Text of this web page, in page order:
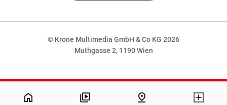
© Krone Multimedia GmbH & Co KG 2026
Muthgasse 2, 1190 Wien
home pin_drop
NaN%